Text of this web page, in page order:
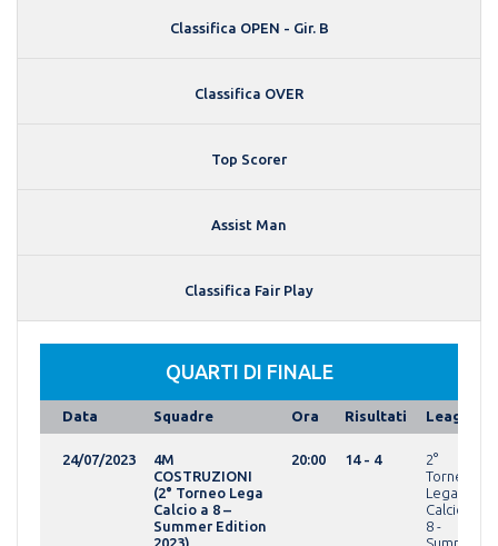
Classifica OPEN - Gir. B
Classifica OVER
Top Scorer
Assist Man
Classifica Fair Play
QUARTI DI FINALE
Data Squadre Ora Risultati League
24/07/2023
4M
COSTRUZIONI
(2° Torneo Lega
Calcio a 8 –
Summer Edition
2023)
20:00 14 - 4
2°
Torneo
Lega
Calcio a
8 -
Summer